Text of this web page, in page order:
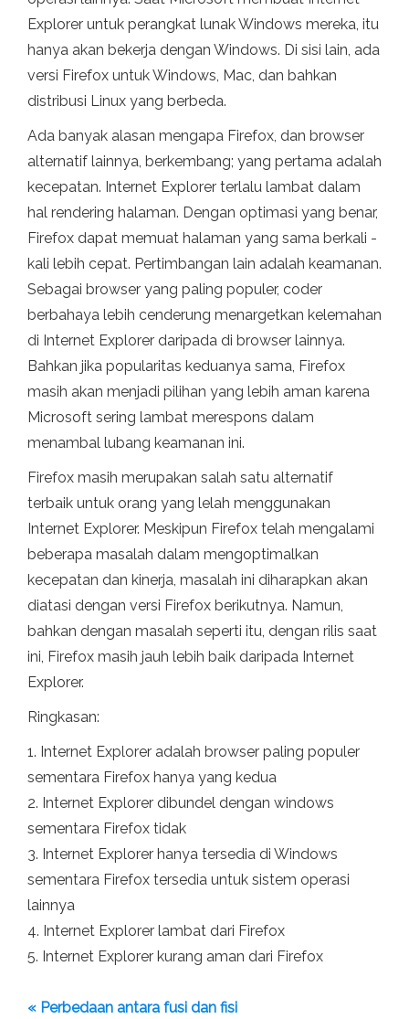
Explorer untuk perangkat lunak Windows mereka, itu
hanya akan bekerja dengan Windows. Di sisi lain, ada
versi Firefox untuk Windows, Mac, dan bahkan
distribusi Linux yang berbeda.
Ada banyak alasan mengapa Firefox, dan browser
alternatif lainnya, berkembang; yang pertama adalah
kecepatan. Internet Explorer terlalu lambat dalam
hal rendering halaman. Dengan optimasi yang benar,
Firefox dapat memuat halaman yang sama berkali -
kali lebih cepat. Pertimbangan lain adalah keamanan.
Sebagai browser yang paling populer, coder
berbahaya lebih cenderung menargetkan kelemahan
di Internet Explorer daripada di browser lainnya.
Bahkan jika popularitas keduanya sama, Firefox
masih akan menjadi pilihan yang lebih aman karena
Microsoft sering lambat merespons dalam
menambal lubang keamanan ini.
Firefox masih merupakan salah satu alternatif
terbaik untuk orang yang lelah menggunakan
Internet Explorer. Meskipun Firefox telah mengalami
beberapa masalah dalam mengoptimalkan
kecepatan dan kinerja, masalah ini diharapkan akan
diatasi dengan versi Firefox berikutnya. Namun,
bahkan dengan masalah seperti itu, dengan rilis saat
ini, Firefox masih jauh lebih baik daripada Internet
Explorer.
Ringkasan:
1. Internet Explorer adalah browser paling populer
sementara Firefox hanya yang kedua
2. Internet Explorer dibundel dengan windows
sementara Firefox tidak
3. Internet Explorer hanya tersedia di Windows
sementara Firefox tersedia untuk sistem operasi
lainnya
4. Internet Explorer lambat dari Firefox
5. Internet Explorer kurang aman dari Firefox
« Perbedaan antara fusi dan fisi